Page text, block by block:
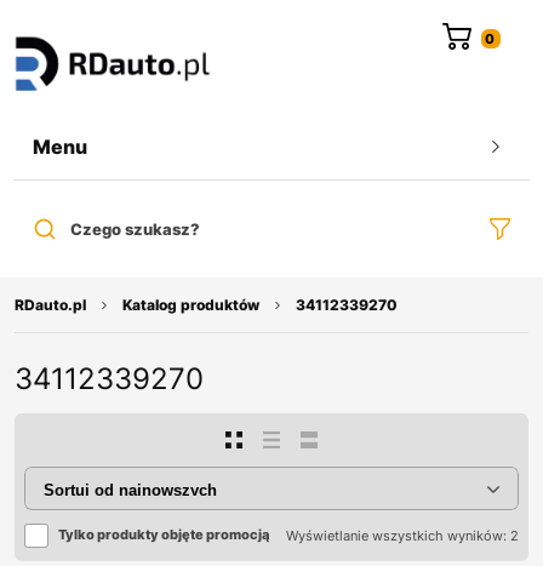
Menu
Czego szukasz?
RDauto.pl Katalog produktów 34112339270
34112339270
Tylko produkty objęte promocją Wyświetlanie wszystkich wyników: 2